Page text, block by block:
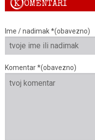
KOMENTARI
Ime / nadimak *(obavezno)
Komentar *(obavezno)